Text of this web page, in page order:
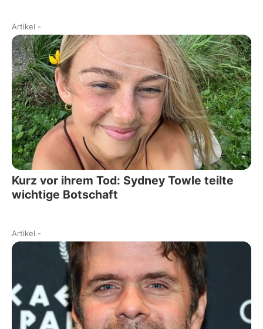
Artikel -
Kurz vor ihrem Tod: Sydney Towle teilte
wichtige Botschaft
Artikel -